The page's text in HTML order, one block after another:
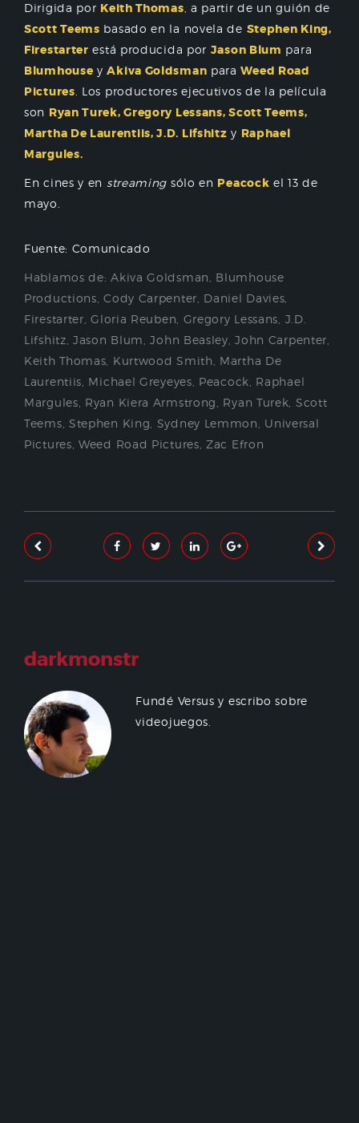
Dirigida por Keith Thomas , a partir de un guión de
Scott Teems basado en la novela de Stephen King,
Firestarter está producida por Jason Blum para
Blumhouse yAkiva Goldsman paraWeed Road
Pictures . Los productores ejecutivos de la película
son Ryan Turek, Gregory Lessans, Scott Teems,
Martha De Laurentiis, J.D. Lifshitz y Raphael
Margules.
En cines y en streaming sólo en Peacock el 13 de
mayo.
Fuente: Comunicado
Hablamos de:Akiva Goldsman
Blumhouse
Productions ,Cody Carpenter Daniel Davies
Firestarter ,Gloria Reuben Gregory Lessans J.D.
Lifshitz ,Jason Blum ,John Beasley ,John Carpenter
Keith Thomas Kurtwood Smith
Martha De
Laurentiis Michael Greyeyes Peacock
Raphael
Margules Ryan Kiera Armstrong Ryan Turek Scott
Teems Stephen King Sydney Lemmon
Universal
Pictures ,Weed Road Pictures ,Zac Efron
darkmonstr
Fundé Versus y escribo sobre
videojuegos.